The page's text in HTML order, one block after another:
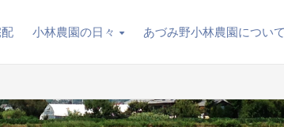
小林農園の日々 あづみ野小林農園について